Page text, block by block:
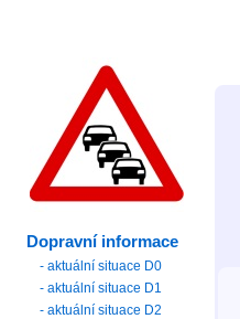
Dopravní informace
- aktuální situace D0
- aktuální situace D1
- aktuální situace D2